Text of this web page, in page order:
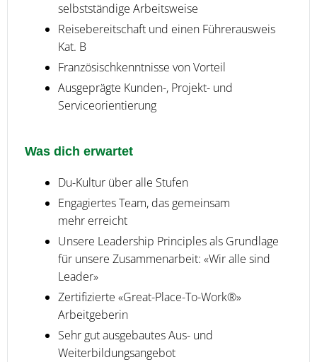
selbstständige Arbeitsweise
Reisebereitschaft und einen Führerausweis
Kat. B
Französischkenntnisse von Vorteil
Ausgeprägte Kunden-, Projekt- und
Serviceorientierung
Was dich erwartet
Du-Kultur über alle Stufen
Engagiertes Team, das gemeinsam
mehr erreicht
Unsere Leadership Principles als Grundlage
für unsere Zusammenarbeit: «Wir alle sind
Leader»
Zertifizierte «Great-Place-To-Work®»
Arbeitgeberin
Sehr gut ausgebautes Aus- und
Weiterbildungsangebot